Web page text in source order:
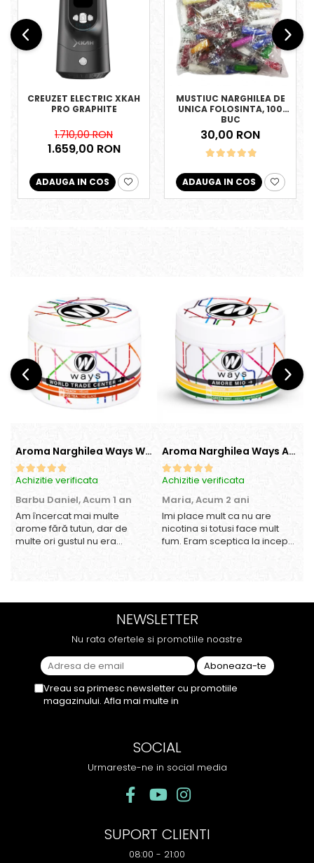
CREUZET ELECTRIC XKAH
PRO GRAPHITE
1.710,00 RON
1.659,00 RON
ADAUGA IN COS
MUSTIUC NARGHILEA DE
UNICA FOLOSINTA, 100
BUC
30,00 RON
ADAUGA IN COS
Aroma Narghilea Ways World Trade Center - Piersica cu Ice Tea, 200gr
Achizitie verificata
Barbu Daniel,Acum 1 an
Am încercat mai multe
arome fără tutun, dar de
multe ori gustul nu era
sesiunii. Chiar dacă nu
conține tutun, senzația este la
Aroma Narghilea Ways Amore - Banana, Ananas si Menta, 200gr
Achizitie verificata
Maria,Acum 2 ani
Imi place mult ca nu are
nicotina si totusi face mult
fum. Eram sceptica la inceput,
camera de tutun sau tigara.
NEWSLETTER
Nu rata ofertele si promotiile noastre
Vreau sa primesc newsletter cu promotiile
magazinului. Afla mai multe in
SOCIAL
Urmareste-ne in social media
SUPORT CLIENTI
08:00 - 21:00